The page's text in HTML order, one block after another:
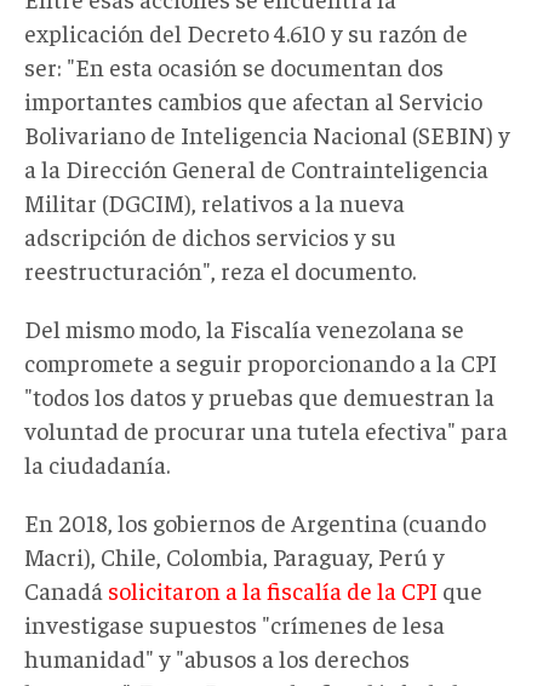
explicación del Decreto 4.610 y su razón de
ser: "En esta ocasión se documentan dos
importantes cambios que afectan al Servicio
Bolivariano de Inteligencia Nacional (SEBIN) y
a la Dirección General de Contrainteligencia
Militar (DGCIM), relativos a la nueva
adscripción de dichos servicios y su
reestructuración", reza el documento.
Del mismo modo, la Fiscalía venezolana se
compromete a seguir proporcionando a la CPI
"todos los datos y pruebas que demuestran la
voluntad de procurar una tutela efectiva" para
la ciudadanía.
En 2018, los gobiernos de Argentina (cuando
Macri), Chile, Colombia, Paraguay, Perú y
Canadá solicitaron a la fiscalía de la CPI que
investigase supuestos "crímenes de lesa
humanidad" y "abusos a los derechos